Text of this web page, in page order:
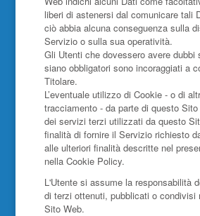
liberi di astenersi dal comunicare tali
ciò abbia alcuna conseguenza sulla
Servizio o sulla sua operatività.
Gli Utenti che dovessero avere dubbi
siano obbligatori sono incoraggiati a
Titolare.
L’eventuale utilizzo di Cookie - o di
tracciamento - da parte di questo
dei servizi terzi utilizzati da questo
finalità di fornire il Servizio richiesto
alle ulteriori finalità descritte nel
nella Cookie Policy.
L'Utente si assume la responsabilità
di terzi ottenuti, pubblicati o condivisi
Sito Web.